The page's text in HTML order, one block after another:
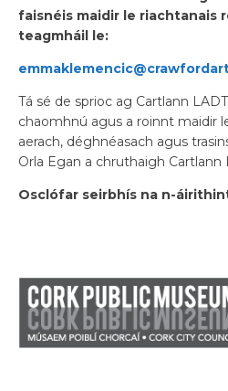
faisnéis maidir le riachtanais
teagmháil le:
Tá sé de sprioc ag Cartlann
chaomhnú agus a roinnt maidir
aerach, déghnéasach agus
Orla Egan a chruthaigh Cartlann
Osclófar seirbhís na n-